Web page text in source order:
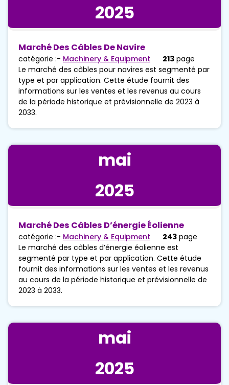
2025
Marché Des Câbles De Navire
catégorie :- Machinery & Equipment 213 page
Le marché des câbles pour navires est segmenté par
type et par application. Cette étude fournit des
informations sur les ventes et les revenus au cours
de la période historique et prévisionnelle de 2023 à
2033.
mai
2025
Marché Des Câbles D’énergie Éolienne
catégorie :- Machinery & Equipment 243 page
Le marché des câbles d’énergie éolienne est
segmenté par type et par application. Cette étude
fournit des informations sur les ventes et les revenus
au cours de la période historique et prévisionnelle de
2023 à 2033.
mai
2025